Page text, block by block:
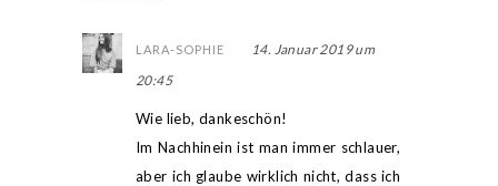
LARA-SOPHIE
14. Januar 2019 um
20:45
Wie lieb, dankeschön!
Im Nachhinein ist man immer schlauer,
aber ich glaube wirklich nicht, dass ich